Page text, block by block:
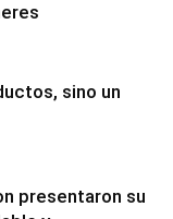
sino un
presentaron su